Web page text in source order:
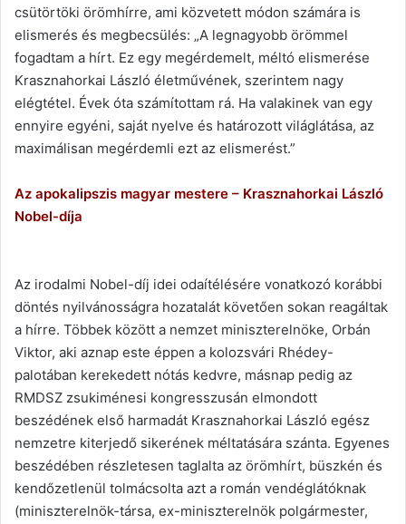
csütörtöki örömhírre, ami közvetett módon számára is
elismerés és megbecsülés: „A legnagyobb örömmel
fogadtam a hírt. Ez egy megérdemelt, méltó elismerése
Krasznahorkai László életművének, szerintem nagy
elégtétel. Évek óta számítottam rá. Ha valakinek van egy
ennyire egyéni, saját nyelve és határozott világlátása, az
maximálisan megérdemli ezt az elismerést.”
Az apokalipszis magyar mestere – Krasznahorkai László
Nobel-díja
Az irodalmi Nobel-díj idei odaítélésére vonatkozó korábbi
döntés nyilvánosságra hozatalát követően sokan reagáltak
a hírre. Többek között a nemzet miniszterelnöke, Orbán
Viktor, aki aznap este éppen a kolozsvári Rhédey-
palotában kerekedett nótás kedvre, másnap pedig az
RMDSZ zsukiménesi kongresszusán elmondott
beszédének első harmadát Krasznahorkai László egész
nemzetre kiterjedő sikerének méltatására szánta. Egyenes
beszédében részletesen taglalta az örömhírt, büszkén és
kendőzetlenül tolmácsolta azt a román vendéglátóknak
(miniszterelnök-társa, ex-miniszterelnök polgármester,